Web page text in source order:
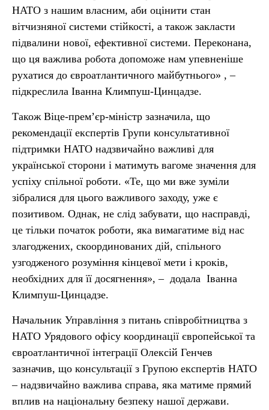
НАТО з нашим власним, аби оцінити стан
вітчизняної системи стійкості, а також закласти
підвалини нової, ефективної системи. Переконана,
що ця важлива робота допоможе нам упевненіше
рухатися до євроатлантичного майбутнього» , –
підкреслила Іванна Климпуш-Цинцадзе.
Також Віце-прем’єр-міністр зазначила, що
рекомендації експертів Групи консультативної
підтримки НАТО надзвичайно важливі для
української сторони і матимуть вагоме значення для
успіху спільної роботи. «Те, що ми вже зуміли
зібралися для цього важливого заходу, уже є
позитивом. Однак, не слід забувати, що насправді,
це тільки початок роботи, яка вимагатиме від нас
злагоджених, скоординованих дій, спільного
узгодженого розуміння кінцевої мети і кроків,
необхідних для її досягнення», – додала Іванна
Климпуш-Цинцадзе.
Начальник Управління з питань співробітництва з
НАТО Урядового офісу координації європейської та
євроатлантичної інтеграції Олексій Генчев
зазначив, що консультації з Групою експертів НАТО
– надзвичайно важлива справа, яка матиме прямий
вплив на національну безпеку нашої держави.